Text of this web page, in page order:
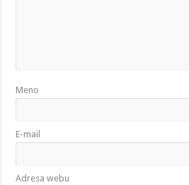
Meno
E-mail
Adresa webu